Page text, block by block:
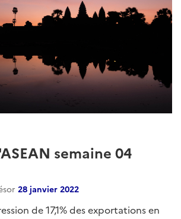
semaine 04
28 janvier 2022
de 17,1% des exportations en